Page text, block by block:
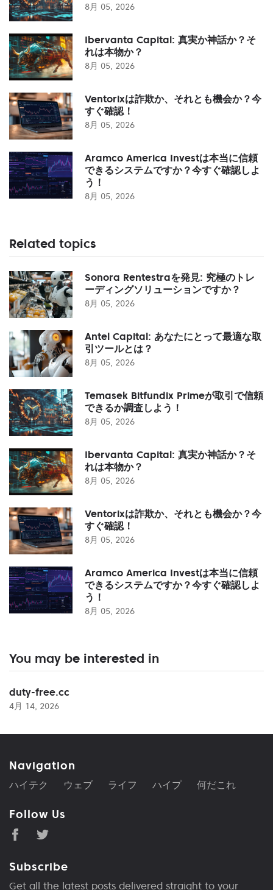
8月 05, 2026
Ibervanta Capital: 真実か神話か？そ
れは本物か？
8月 05, 2026
Ventorixは詐欺か、それとも機会か？今
すぐ確認！
8月 05, 2026
Aramco America Investは本当に信頼
できるシステムですか？今すぐ確認しよ
う！
8月 05, 2026
Related topics
Sonora Rentestraを発見: 究極のトレ
ーディングソリューションですか？
8月 05, 2026
Antel Capital: あなたにとって最適な取
引ツールとは？
8月 05, 2026
Temasek Bitfundix Primeが取引で信頼
できるか調査しよう！
8月 05, 2026
Ibervanta Capital: 真実か神話か？そ
れは本物か？
8月 05, 2026
Ventorixは詐欺か、それとも機会か？今
すぐ確認！
8月 05, 2026
Aramco America Investは本当に信頼
できるシステムですか？今すぐ確認しよ
う！
8月 05, 2026
You may be interested in
duty-free.cc
4月 14, 2026
Navigation
ハイテク ウェブ ライフ ハイプ 何だこれ
Follow Us
Subscribe
Get all the latest posts delivered straight to your